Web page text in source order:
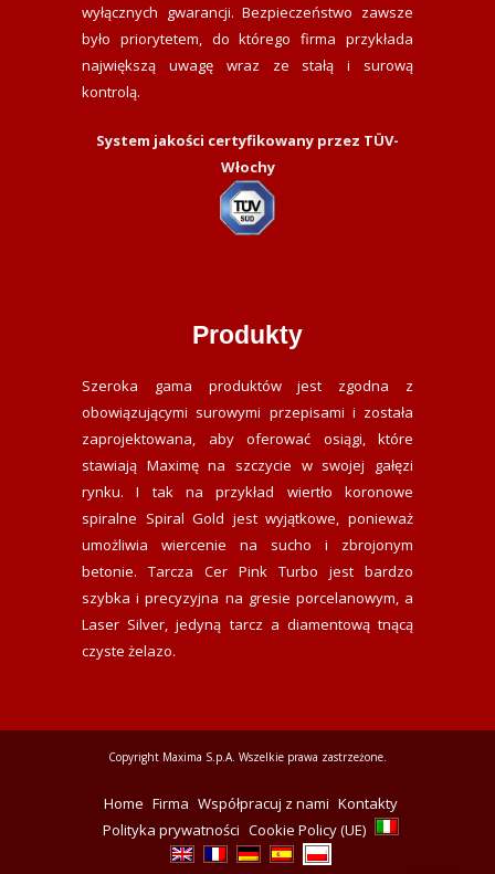
wyłącznych gwarancji. Bezpieczeństwo zawsze
było priorytetem, do którego firma przykłada
największą uwagę wraz ze stałą i surową
kontrolą.
System jakości certyfikowany przez TÜV-
Włochy
Produkty
Szeroka gama produktów jest zgodna z
obowiązującymi surowymi przepisami i została
zaprojektowana, aby oferować osiągi, które
stawiają Maximę na szczycie w swojej gałęzi
rynku. I tak na przykład wiertło koronowe
spiralne Spiral Gold jest wyjątkowe, ponieważ
umożliwia wiercenie na sucho i zbrojonym
betonie. Tarcza Cer Pink Turbo jest bardzo
szybka i precyzyjna na gresie porcelanowym, a
Laser Silver, jedyną tarcz a diamentową tnącą
czyste żelazo.
Copyright Maxima S.p.A. Wszelkie prawa zastrzeżone.
Home Firma Współpracuj z nami Kontakty
Polityka prywatności Cookie Policy (UE)